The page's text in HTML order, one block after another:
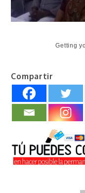
Getting
Compartir